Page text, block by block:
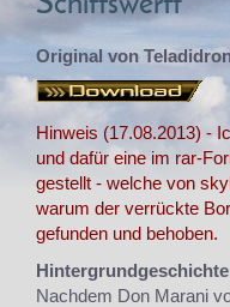
Original von
Hinweis (17.08.2013) -
und dafür eine im rar-
gestellt - welche von
warum der verrückte
gefunden und behoben.
Nachdem Don Marani